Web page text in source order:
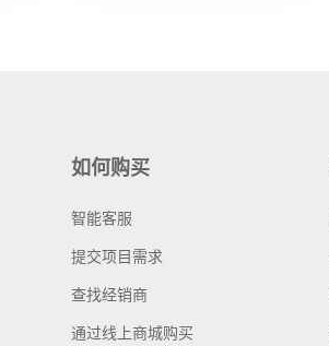
如何购买
智能客服
提交项目需求
查找经销商
通过线上商城购买